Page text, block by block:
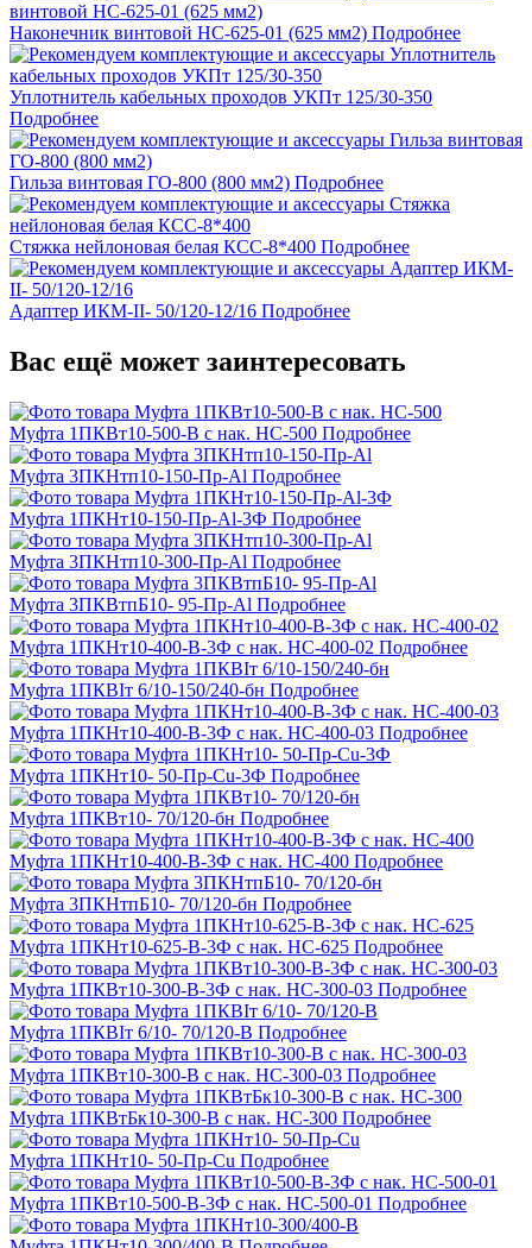
Наконечник винтовой НС-625-01 (625 мм2) Подробнее
Уплотнитель кабельных проходов УКПт 125/30-350
Подробнее
Гильза винтовая ГО-800 (800 мм2) Подробнее
Стяжка нейлоновая белая КСС-8*400 Подробнее
Адаптер ИКМ-II- 50/120-12/16 Подробнее
Вас ещё может заинтересовать
Муфта 1ПКВт10-500-В с нак. НС-500 Подробнее
Муфта 3ПКНтп10-150-Пр-Al Подробнее
Муфта 1ПКНт10-150-Пр-Al-3Ф Подробнее
Муфта 3ПКНтп10-300-Пр-Al Подробнее
Муфта 3ПКВтпБ10- 95-Пр-Al Подробнее
Муфта 1ПКНт10-400-В-3Ф с нак. НС-400-02 Подробнее
Муфта 1ПКВIт 6/10-150/240-бн Подробнее
Муфта 1ПКНт10-400-В-3Ф с нак. НС-400-03 Подробнее
Муфта 1ПКНт10- 50-Пр-Cu-3Ф Подробнее
Муфта 1ПКВт10- 70/120-бн Подробнее
Муфта 1ПКНт10-400-В-3Ф с нак. НС-400 Подробнее
Муфта 3ПКНтпБ10- 70/120-бн Подробнее
Муфта 1ПКНт10-625-В-3Ф с нак. НС-625 Подробнее
Муфта 1ПКВт10-300-В-3Ф с нак. НС-300-03 Подробнее
Муфта 1ПКВIт 6/10- 70/120-В Подробнее
Муфта 1ПКВт10-300-В с нак. НС-300-03 Подробнее
Муфта 1ПКВтБк10-300-В с нак. НС-300 Подробнее
Муфта 1ПКНт10- 50-Пр-Cu Подробнее
Муфта 1ПКВт10-500-В-3Ф с нак. НС-500-01 Подробнее